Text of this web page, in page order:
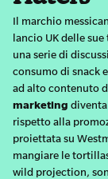
Il marchio
lancio UK delle
una serie di
consumo di snack
ad alto contenuto
marketing diventa
rispetto alla
proiettata su
mangiare le
wild projection,